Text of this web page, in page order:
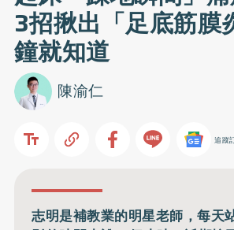
3招揪出「足底筋膜
鐘就知道
陳渝仁
追蹤
志明是補教業的明星老師，每天